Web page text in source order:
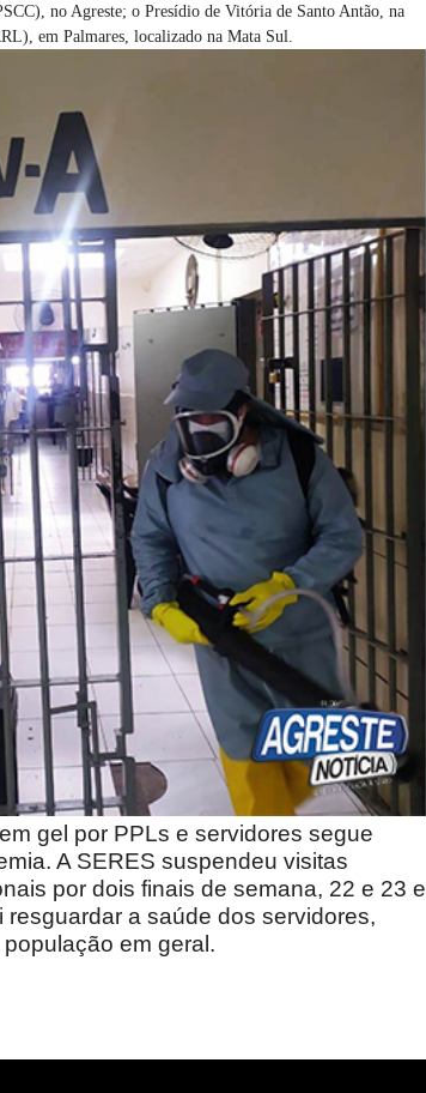
no Agreste; o Presídio de Vitória de Santo Antão, na
em Palmares, localizado na Mata Sul.
gel por PPLs e servidores segue
A SERES suspendeu visitas
por dois finais de semana, 22 e 23 e
a saúde dos servidores,
em geral.